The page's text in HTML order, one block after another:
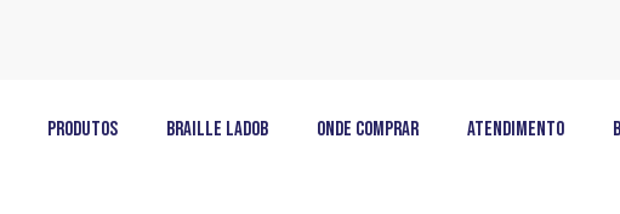
Produtos Braille LadoB Onde Comprar Atendimento